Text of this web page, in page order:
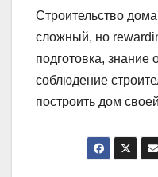
Строительство
сложный, но
подготовка, знание
соблюдение
построить дом